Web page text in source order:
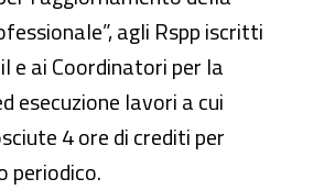
agli Rspp iscritti
e ai Coordinatori per la
esecuzione lavori a cui
4 ore di crediti per
periodico.